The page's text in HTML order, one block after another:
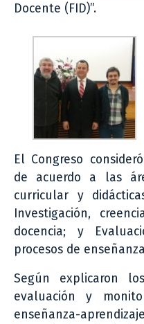
Docente (FID)”.
El Congreso
de acuerdo a las
curricular y
Investigación,
docencia; y
procesos de
Según explicaron
evaluación y
enseñanza-